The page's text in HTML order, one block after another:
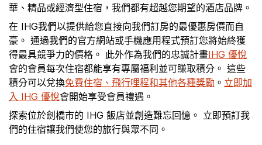
華、精品或經濟型住宿，我們都有超越您期望的酒店品牌。
在 IHG我們以提供給您直接向我們訂房的最優惠房價而自
豪。 通過我們的官方網站或手機應用程式預訂您將始終獲
得最具競爭力的價格。 此外作為我們的忠誠計畫IHG 優悅
會的會員每次住宿都能享有專屬福利並可賺取積分。 這些
積分可以兌換免費住宿、飛行哩程和其他各種獎勵 。 立即加
入 IHG 優悅會開始享受會員禮遇。
探索位於劍橋市的 IHG 飯店並創造難忘回憶。 立即預訂我
們的住宿讓我們使您的旅行與眾不同。